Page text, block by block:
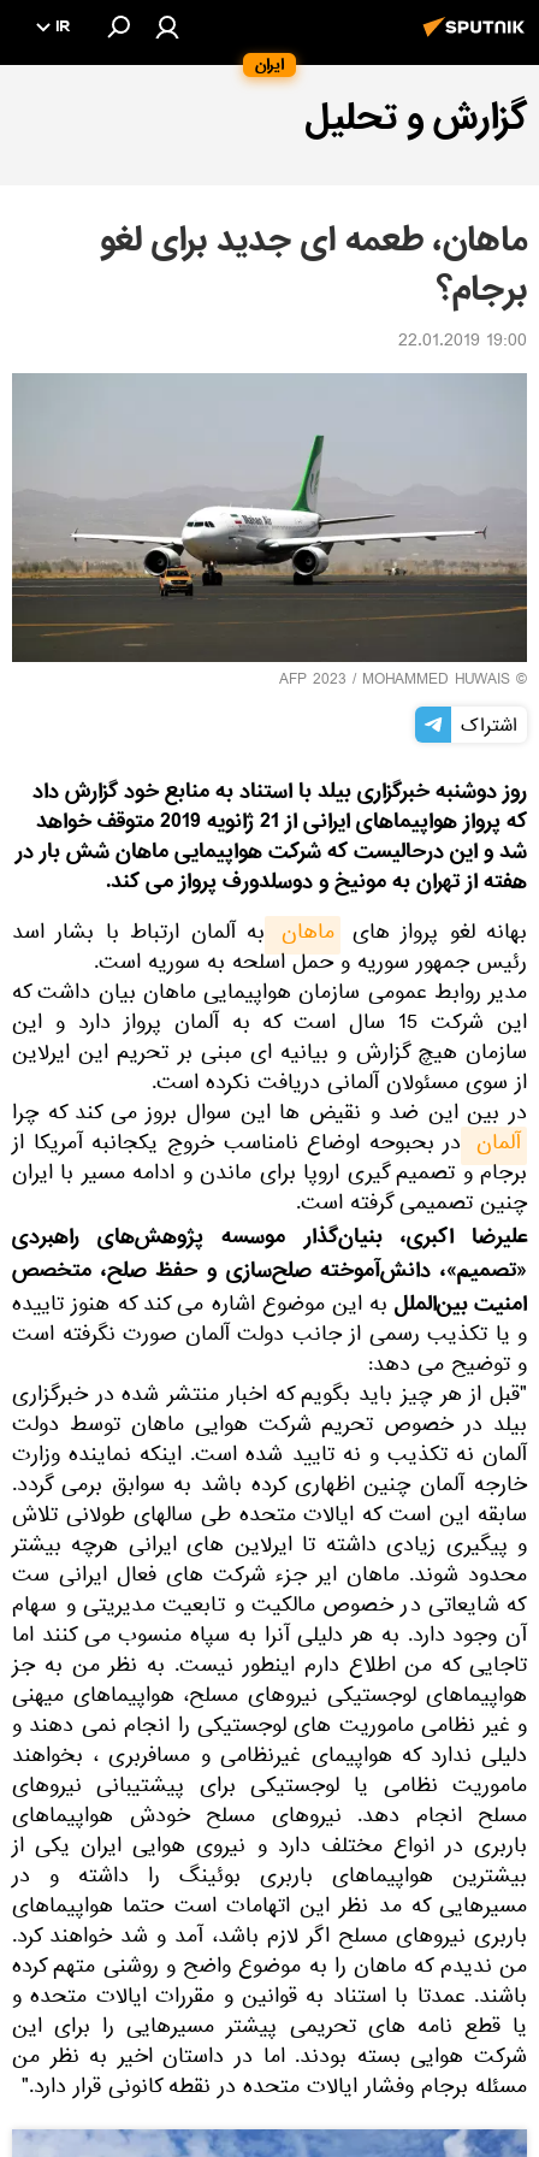
ایران
IR
گزارش و تحلیل
ماهان، طعمه ای جدید برای لغو
برجام؟
19:00 22.01.2019
© AFP 2023 / MOHAMMED HUWAIS
اشتراک
روز دوشنبه خبرگزاری بیلد با استناد به منابع خود گزارش داد
که پرواز هواپیماهای ایرانی از 21 ژانویه 2019 متوقف خواهد
شد و این درحالیست که شرکت هواپیمایی ماهان شش بار در
هفته از تهران به مونیخ و دوسلدورف پرواز می کند.
بهانه لغو پرواز های ماهان به آلمان ارتباط با بشار اسد
رئیس جمهور سوریه و حمل اسلحه به سوریه است.
مدیر روابط عمومی سازمان هواپیمایی ماهان بیان داشت که
این شرکت 15 سال است که به آلمان پرواز دارد و این
سازمان هیچ گزارش و بیانیه ای مبنی بر تحریم این ایرلاین
از سوی مسئولان آلمانی دریافت نکرده است.
در بین این ضد و نقیض ها این سوال بروز می کند که چرا
آلمان در بحبوحه اوضاع نامناسب خروج یکجانبه آمریکا از
برجام و تصمیم گیری اروپا برای ماندن و ادامه مسیر با ایران
چنین تصمیمی گرفته است.
علیرضا اکبری، بنیان‌گذار موسسه پژوهش‌های راهبردی
«تصمیم»، دانش‌آموخته صلح‌سازی و حفظ صلح، متخصص
امنیت بین‌الملل به این موضوع اشاره می کند که هنوز تاییده
و یا تکذیب رسمی از جانب دولت آلمان صورت نگرفته است
و توضیح می دهد:
"قبل از هر چیز باید بگویم که اخبار منتشر شده در خبرگزاری
بیلد در خصوص تحریم شرکت هوایی ماهان توسط دولت
آلمان نه تکذیب و نه تایید شده است. اینکه نماینده وزارت
خارجه آلمان چنین اظهاری کرده باشد به سوابق برمی گردد.
سابقه این است که ایالات متحده طی سالهای طولانی تلاش
و پیگیری زیادی داشته تا ایرلاین های ایرانی هرچه بیشتر
محدود شوند. ماهان ایر جزء شرکت های فعال ایرانی ست
که شایعاتی در خصوص مالکیت و تابعیت مدیریتی و سهام
آن وجود دارد. به هر دلیلی آنرا به سپاه منسوب می کنند اما
تاجایی که من اطلاع دارم اینطور نیست. به نظر من به جز
هواپیماهای لوجستیکی نیروهای مسلح، هواپیماهای میهنی
و غیر نظامی ماموریت های لوجستیکی را انجام نمی دهند و
دلیلی ندارد که هواپیمای غیرنظامی و مسافربری ، بخواهند
ماموریت نظامی یا لوجستیکی برای پیشتیبانی نیروهای
مسلح انجام دهد. نیروهای مسلح خودش هواپیماهای
باربری در انواع مختلف دارد و نیروی هوایی ایران یکی از
بیشترین هواپیماهای باربری بوئینگ را داشته و در
مسیرهایی که مد نظر این اتهامات است حتما هواپیماهای
باربری نیروهای مسلح اگر لازم باشد، آمد و شد خواهند کرد.
من ندیدم که ماهان را به موضوع واضح و روشنی متهم کرده
باشند. عمدتا با استناد به قوانین و مقررات ایالات متحده و
یا قطع نامه های تحریمی پیشتر مسیرهایی را برای این
شرکت هوایی بسته بودند. اما در داستان اخیر به نظر من
مسئله برجام وفشار ایالات متحده در نقطه کانونی قرار دارد."